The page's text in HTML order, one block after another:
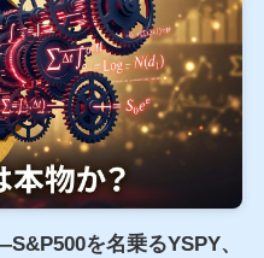
を名乗るYSPY、